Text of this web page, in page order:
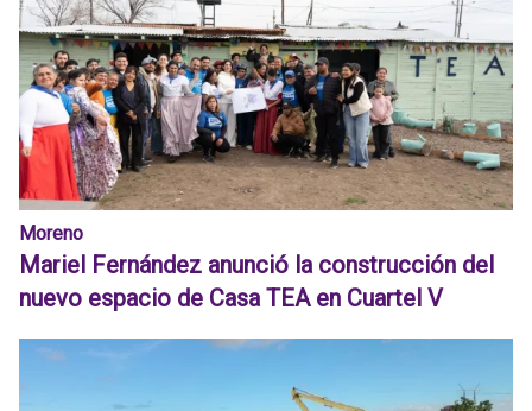
Moreno
Mariel Fernández anunció la construcción del
nuevo espacio de Casa TEA en Cuartel V